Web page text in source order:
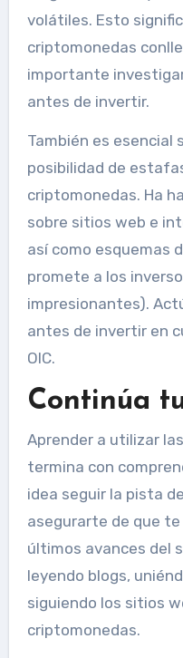
volátiles. Esto
criptomonedas
importante
antes de invertir.
También es esencial
posibilidad de
criptomonedas. Ha
sobre sitios web e
así como esquemas
promete a los
impresionantes).
antes de invertir en
OIC.
Continúa
Aprender a utilizar
termina con
idea seguir la pista
asegurarte de que
últimos avances del
leyendo blogs,
siguiendo los sitios
criptomonedas.